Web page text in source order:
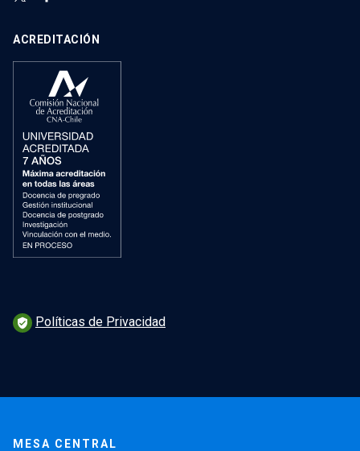
ACREDITACIÓN
verified_user Políticas de Privacidad
MESA CENTRAL